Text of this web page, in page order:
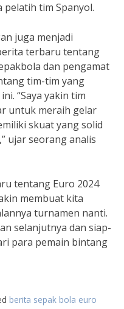
tim Spanyol.
juga menjadi
terbaru tentang
dan pengamat
tim-tim yang
“Saya yakin tim
untuk meraih gelar
skuat yang solid
ujar seorang analis
tentang Euro 2024
membuat kita
turnamen nanti.
selanjutnya dan siap-
para pemain bintang
berita sepak bola euro